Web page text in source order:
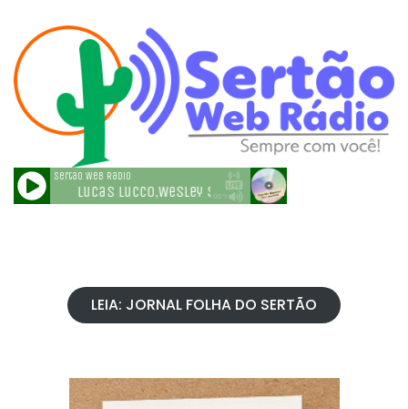
LEIA: JORNAL FOLHA DO SERTÃO